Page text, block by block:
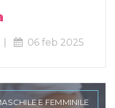
06 feb 2025
E FEMMINILE